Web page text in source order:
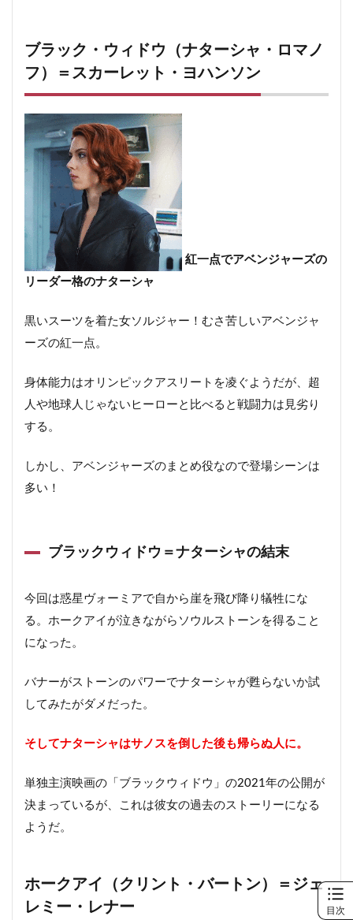
ブラック・ウィドウ（ナターシャ・ロマノ
フ）＝スカーレット・ヨハンソン
紅一点でアベンジャーズの
リーダー格のナターシャ
黒いスーツを着た女ソルジャー！むさ苦しいアベンジャ
ーズの紅一点。
身体能力はオリンピックアスリートを凌ぐようだが、超
人や地球人じゃないヒーローと比べると戦闘力は見劣り
する。
しかし、アベンジャーズのまとめ役なので登場シーンは
多い！
ブラックウィドウ＝ナターシャの結末
今回は惑星ヴォーミアで自から崖を飛び降り犠牲にな
る。ホークアイが泣きながらソウルストーンを得ること
になった。
バナーがストーンのパワーでナターシャが甦らないか試
してみたがダメだった。
そしてナターシャはサノスを倒した後も帰らぬ人に。
単独主演映画の「ブラックウィドウ」の2021年の公開が
決まっているが、これは彼女の過去のストーリーになる
ようだ。
ホークアイ（クリント・バートン）＝ジェ
レミー・レナー
目次